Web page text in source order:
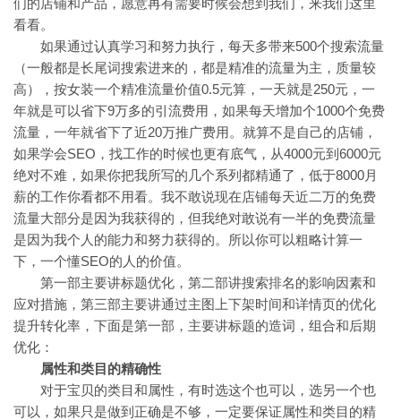
们的店铺和产品，愿意再有需要时候会想到我们，来我们这里
看看。
如果通过认真学习和努力执行，每天多带来500个搜索流量
（一般都是长尾词搜索进来的，都是精准的流量为主，质量较
高），按女装一个精准流量价值0.5元算，一天就是250元，一
年就是可以省下9万多的引流费用，如果每天增加个1000个免费
流量，一年就省下了近20万推广费用。就算不是自己的店铺，
如果学会SEO，找工作的时候也更有底气，从4000元到6000元
绝对不难，如果你把我所写的几个系列都精通了，低于8000月
薪的工作你看都不用看。我不敢说现在店铺每天近二万的免费
流量大部分是因为我获得的，但我绝对敢说有一半的免费流量
是因为我个人的能力和努力获得的。所以你可以粗略计算一
下，一个懂SEO的人的价值。
第一部主要讲标题优化，第二部讲搜索排名的影响因素和
应对措施，第三部主要讲通过主图上下架时间和详情页的优化
提升转化率，下面是第一部，主要讲标题的造词，组合和后期
优化：
属性和类目的精确性
对于宝贝的类目和属性，有时选这个也可以，选另一个也
可以，如果只是做到正确是不够，一定要保证属性和类目的精